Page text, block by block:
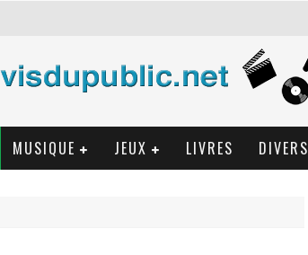
DE CINÉ À GAGNER !
MUSIQUE JEUX LIVRES DIVERS